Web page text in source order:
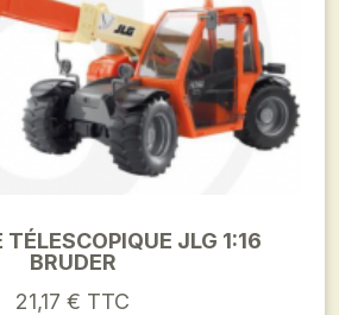
JLG 1:16
BRUDER
21,17 € TTC